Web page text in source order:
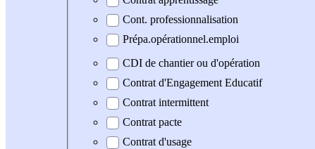
Cont. professionnalisation
Prépa.opérationnel.emploi
CDI de chantier ou d'opération
Contrat d'Engagement Educatif
Contrat intermittent
Contrat pacte
Contrat d'usage